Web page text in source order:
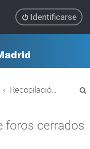
Identificarse
Recopilación de hilos de foros cerrados
foros cerrados